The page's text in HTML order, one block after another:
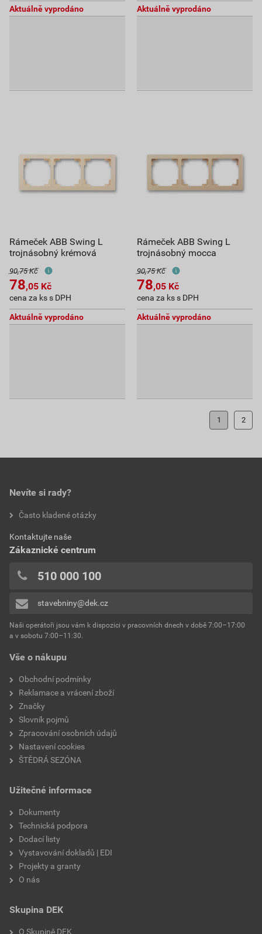
Aktuálně vyprodáno
Aktuálně vyprodáno
Rámeček ABB Swing L
trojnásobný krémová
90,75 Kč
78,05 Kč
cena za ks s DPH
Aktuálně vyprodáno
Rámeček ABB Swing L
trojnásobný mocca
90,75 Kč
78,05 Kč
cena za ks s DPH
Aktuálně vyprodáno
1 2
Vše o nákupu
Obchodní podmínky
Reklamace a vrácení zboží
Značky
Slovník pojmů
Zpracování osobních údajů
Nastavení cookies
ŠTĚDRÁ SEZÓNA
Užitečné informace
Dokumenty
Technická podpora
Dodací listy
Vystavování dokladů | EDI
Projekty a granty
O nás
Skupina DEK
O Skupině DEK
Nevíte si rady?
Často kladené otázky
Kontaktujte naše
Zákaznické centrum
510 000 100
stavebniny@dek.cz
Naši operátoři jsou vám k dispozici v pracovních dnech v době 7:00–17:00
a v sobotu 7:00–11:30.